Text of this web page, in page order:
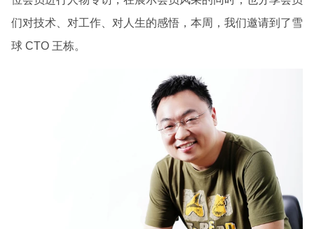
们对技术、对工作、对人生的感悟，本周，我们邀请到了雪
球 CTO 王栋。